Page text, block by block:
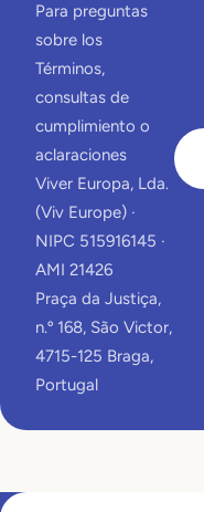
Para preguntas
sobre los
Términos,
consultas de
cumplimiento o
aclaraciones
Viver Europa, Lda.
(Viv Europe) ·
NIPC 515916145 ·
AMI 21426
Praça da Justiça,
n.º 168, São Victor,
4715-125 Braga,
Portugal